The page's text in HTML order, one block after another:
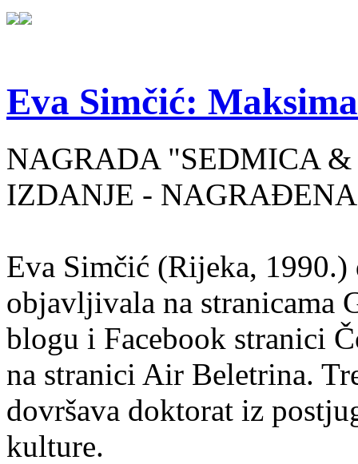
Eva Simčić:
NAGRADA "SEDMICA
IZDANJE -
Eva Simčić (Rijeka, 1990.)
objavljivala na stranicama
blogu i Facebook stranici
na stranici Air Beletrina.
dovršava doktorat iz
kulture.